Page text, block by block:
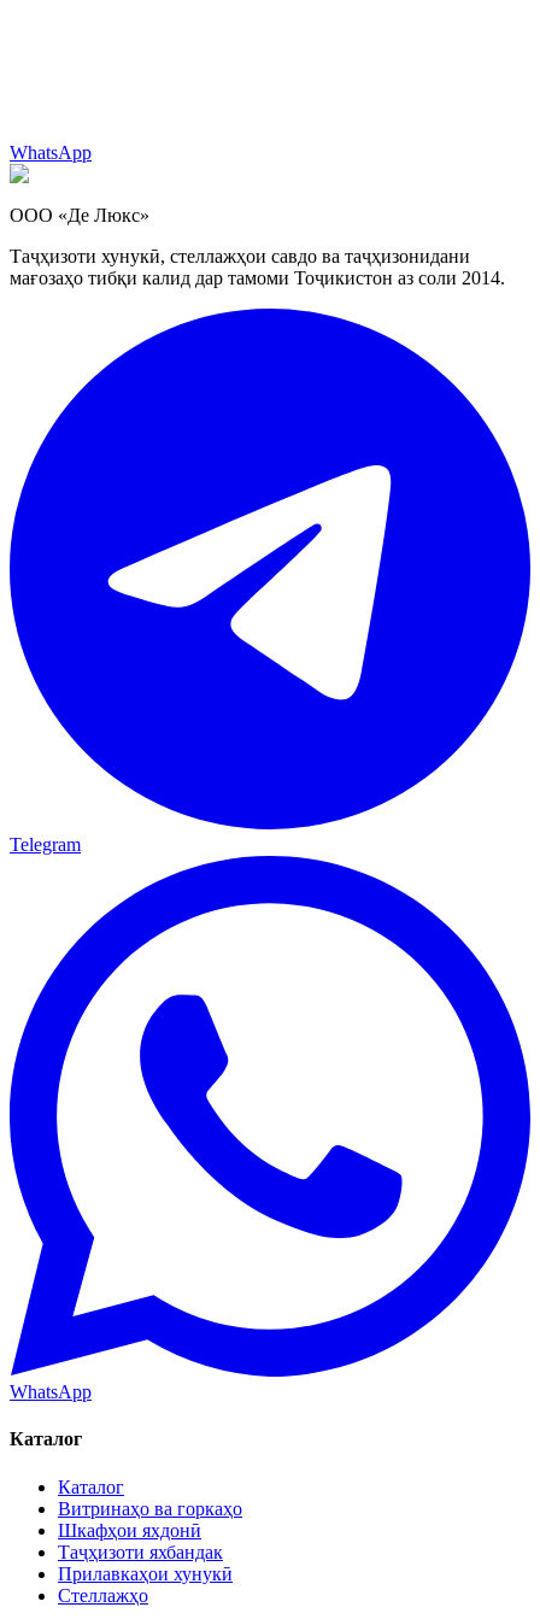
WhatsApp
ООО «Де Люкс»
Таҷҳизоти хунукӣ, стеллажҳои савдо ва таҷҳизонидани
мағозаҳо тибқи калид дар тамоми Тоҷикистон аз соли 2014.
Telegram
WhatsApp
Каталог
Каталог
Витринаҳо ва горкаҳо
Шкафҳои яхдонӣ
Таҷҳизоти яхбандак
Прилавкаҳои хунукӣ
Стеллажҳо